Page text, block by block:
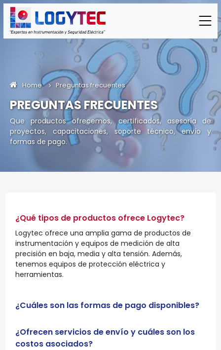
Home Preguntas frecuentes
PREGUNTAS FRECUENTES
Que productos ofrecemos, certificados, asesoría de
proyectos, capacitaciones, soporte técnico, envío y
formas de pago.
¿Qué tipos de productos ofrece Logytec?
Logytec ofrece una amplia gama de productos de
instrumentación y equipos de medición de alta
precisión en baja, media y alta tensión. Además,
tenemos equipos de protección eléctrica y
herramientas.
¿Cuáles son las formas de pago disponibles?
¿Ofrecen servicios de envío y cuáles son los
costos asociados?